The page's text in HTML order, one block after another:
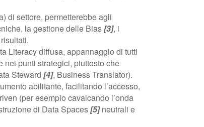
di settore, permetterebbe agli
la gestione delle Bias[3], i
Literacy diffusa, appannaggio di tutti
nei punti strategici, piuttosto che
Steward [4], Business Translator).
abilitante, facilitando l’accesso,
(per esempio cavalcando l’onda
di Data Spaces[5]neutrali e